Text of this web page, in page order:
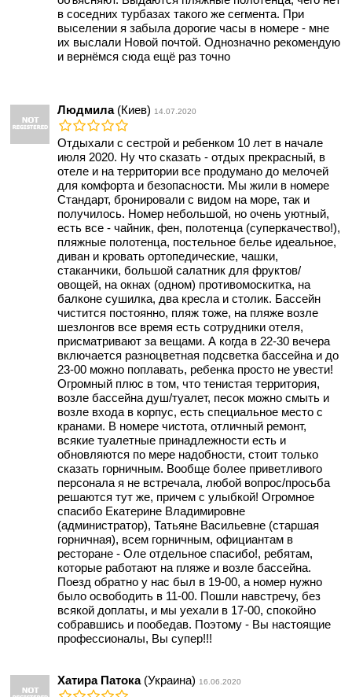
в соседних турбазах такого же сегмента. При
выселении я забыла дорогие часы в номере - мне
их выслали Новой почтой. Однозначно рекомендую
и вернёмся сюда ещё раз точно
Людмила(Киев) 14.07.2020
Отдыхали с сестрой и ребенком 10 лет в начале
июля 2020. Ну что сказать - отдых прекрасный, в
отеле и на территории все продумано до мелочей
для комфорта и безопасности. Мы жили в номере
Стандарт, бронировали с видом на море, так и
получилось. Номер небольшой, но очень уютный,
есть все - чайник, фен, полотенца (суперкачество!),
пляжные полотенца, постельное белье идеальное,
диван и кровать ортопедические, чашки,
стаканчики, большой салатник для фруктов/
овощей, на окнах (одном) противомоскитка, на
балконе сушилка, два кресла и столик. Бассейн
чистится постоянно, пляж тоже, на пляже возле
шезлонгов все время есть сотрудники отеля,
присматривают за вещами. А когда в 22-30 вечера
включается разноцветная подсветка бассейна и до
23-00 можно поплавать, ребенка просто не увести!
Огромный плюс в том, что тенистая территория,
возле бассейна душ/туалет, песок можно смыть и
возле входа в корпус, есть специальное место с
кранами. В номере чистота, отличный ремонт,
всякие туалетные принадлежности есть и
обновляются по мере надобности, стоит только
сказать горничным. Вообще более приветливого
персонала я не встречала, любой вопрос/просьба
решаются тут же, причем с улыбкой! Огромное
спасибо Екатерине Владимировне
(администратор), Татьяне Васильевне (старшая
горничная), всем горничным, официантам в
ресторане - Оле отдельное спасибо!, ребятам,
которые работают на пляже и возле бассейна.
Поезд обратно у нас был в 19-00, а номер нужно
было освободить в 11-00. Пошли навстречу, без
всякой доплаты, и мы уехали в 17-00, спокойно
собравшись и пообедав. Поэтому - Вы настоящие
профессионалы, Вы супер!!!
Хатира Патока(Украина) 16.06.2020